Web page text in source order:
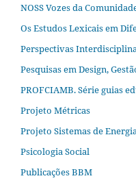
NOSS Vozes da
Os Estudos Lexicais em
Perspectivas
Pesquisas em Design,
PROFCIAMB. Série guias
Projeto Métricas
Projeto Sistemas de
Psicologia Social
Publicações BBM